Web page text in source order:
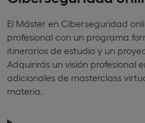
El Máster en Ciberseguridad
profesional con un programa
itinerarios de estudio y un
Adquirirás un visión profesional
adicionales de masterclass
materia.